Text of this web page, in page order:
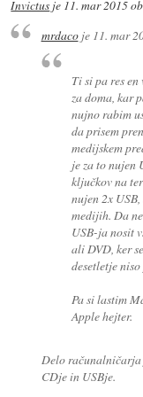
Invictus je 11. mar 2015
mrdacoje 11. mar
Ti si pa res
za doma, kar
nujno rabim
da prisem
medijskem
je za to nujen
ključkov na
nujen 2x
medijih. Da
USB-ja nosit
ali DVD, ker
desetletje niso
Pa si lastim
Apple hejter.
Delo računalničarja
CDje in USBje.